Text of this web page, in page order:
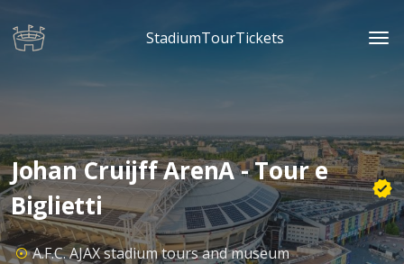
StadiumTourTickets
Johan Cruijff ArenA - Tour e
Biglietti
A.F.C. AJAX stadium tours and museum